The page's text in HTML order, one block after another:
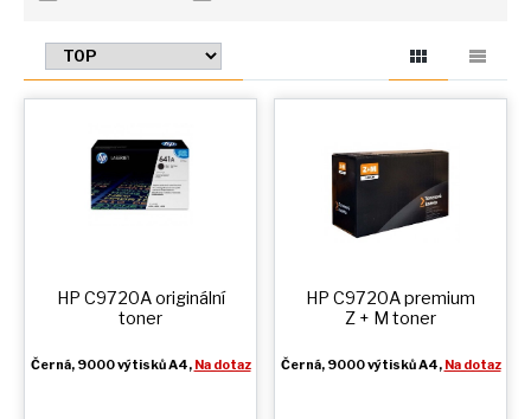
HP C9720A originální
toner
Černá, 9000 výtisků A4, Na dotaz
HP C9720A premium
Z + M toner
Černá, 9000 výtisků A4, Na dotaz